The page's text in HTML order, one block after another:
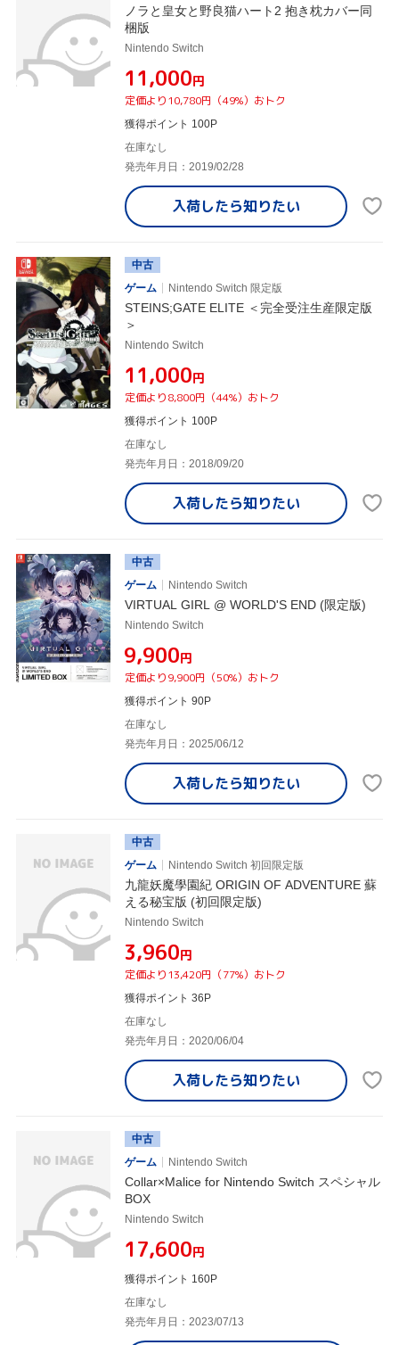
ノラと皇女と野良猫ハート2 抱き枕カバー同
梱版
Nintendo Switch
¥11,000円
定価より10,780円（49%）おトク
獲得ポイント 100P
在庫なし
発売年月日：2019/02/28
入荷したら知りたい
中古
ゲーム
Nintendo Switch 限定版
STEINS;GATE ELITE ＜完全受注生産限定版
＞
Nintendo Switch
¥11,000円
定価より8,800円（44%）おトク
獲得ポイント 100P
在庫なし
発売年月日：2018/09/20
入荷したら知りたい
中古
ゲーム
Nintendo Switch
VIRTUAL GIRL @ WORLD'S END (限定版)
Nintendo Switch
¥9,900円
定価より9,900円（50%）おトク
獲得ポイント 90P
在庫なし
発売年月日：2025/06/12
入荷したら知りたい
中古
ゲーム
Nintendo Switch 初回限定版
九龍妖魔學園紀 ORIGIN OF ADVENTURE 蘇
える秘宝版 (初回限定版)
Nintendo Switch
¥3,960円
定価より13,420円（77%）おトク
獲得ポイント 36P
在庫なし
発売年月日：2020/06/04
入荷したら知りたい
中古
ゲーム
Nintendo Switch
Collar×Malice for Nintendo Switch スペシャル
BOX
Nintendo Switch
¥17,600円
獲得ポイント 160P
在庫なし
発売年月日：2023/07/13